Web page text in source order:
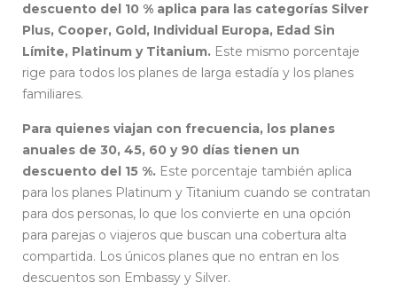
descuento del 10 % aplica para las categorías Silver
Plus, Cooper, Gold, Individual Europa, Edad Sin
Límite, Platinum y Titanium. Este mismo porcentaje
rige para todos los planes de larga estadía y los planes
familiares.
Para quienes viajan con frecuencia, los planes
anuales de 30, 45, 60 y 90 días tienen un
descuento del 15 %. Este porcentaje también aplica
para los planes Platinum y Titanium cuando se contratan
para dos personas, lo que los convierte en una opción
para parejas o viajeros que buscan una cobertura alta
compartida. Los únicos planes que no entran en los
descuentos son Embassy y Silver.